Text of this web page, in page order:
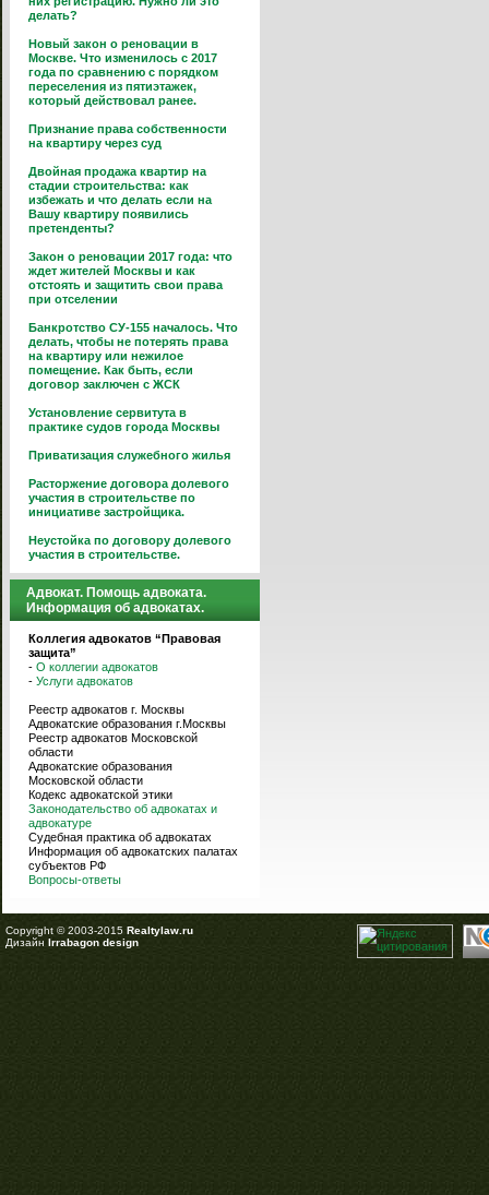
делать?
Новый закон о реновации в
Москве. Что изменилось с 2017
года по сравнению с порядком
переселения из пятиэтажек,
который действовал ранее.
Признание права собственности
на квартиру через суд
Двойная продажа квартир на
стадии строительства: как
избежать и что делать если на
Вашу квартиру появились
претенденты?
Закон о реновации 2017 года: что
ждет жителей Москвы и как
отстоять и защитить свои права
при отселении
Банкротство СУ-155 началось. Что
делать, чтобы не потерять права
на квартиру или нежилое
помещение. Как быть, если
договор заключен с ЖСК
Установление сервитута в
практике судов города Москвы
Приватизация служебного жилья
Расторжение договора долевого
участия в строительстве по
инициативе застройщика.
Неустойка по договору долевого
участия в строительстве.
Адвокат. Помощь адвоката.
Информация об адвокатах.
Коллегия адвокатов “Правовая
защита”
- О коллегии адвокатов
- Услуги адвокатов
Реестр адвокатов г. Москвы
Адвокатские образования г.Москвы
Реестр адвокатов Московской
области
Адвокатские образования
Московской области
Кодекс адвокатской этики
Законодательство об адвокатах и
адвокатуре
Судебная практика об адвокатах
Информация об адвокатских палатах
субъектов РФ
Вопросы-ответы
Copyright © 2003-2015 Realtylaw.ru
Дизайн Irrabagon design